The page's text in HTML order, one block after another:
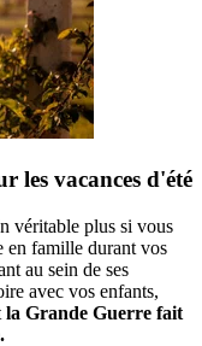
les vacances d'été
véritable plus si vous
en famille durant vos
au sein de ses
avec vos enfants,
la Grande Guerre fait